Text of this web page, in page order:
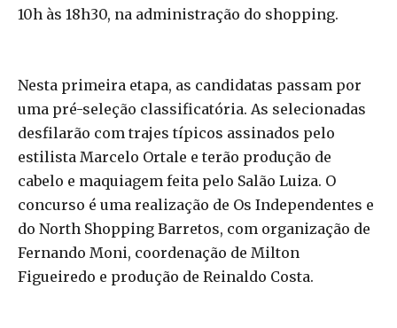
10h às 18h30, na administração do shopping.
Nesta primeira etapa, as candidatas passam por
uma pré-seleção classificatória. As selecionadas
desfilarão com trajes típicos assinados pelo
estilista Marcelo Ortale e terão produção de
cabelo e maquiagem feita pelo Salão Luiza. O
concurso é uma realização de Os Independentes e
do North Shopping Barretos, com organização de
Fernando Moni, coordenação de Milton
Figueiredo e produção de Reinaldo Costa.